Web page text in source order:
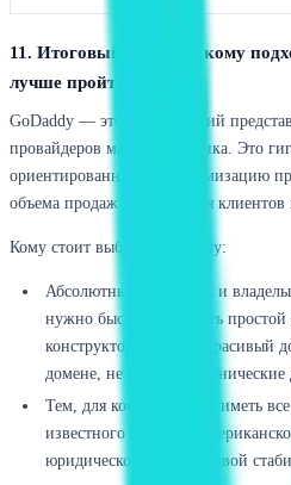
11. Итоговый вердикт: кому
лучше пройти мимо
GoDaddy — это классический
провайдеров массового рынка. Это
ориентированная на максимизацию
объема продаж и удержания клиентов
Кому стоит выбрать GoDaddy:
Абсолютным новичкам и
нужно быстро запустить
конструктора, купить красивый
домене, не вникая в технические
Тем, для кого критично иметь
известного на рынке
юридической и финансовой